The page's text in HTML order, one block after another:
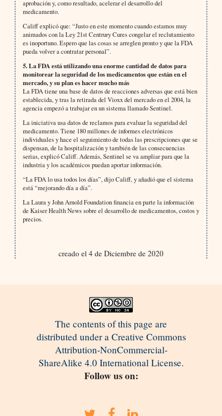
aprobación y, como resultado, acelerar el desarrollo del
medicamento.
Califf explicó que: “Justo en este momento cuando estamos muy
animados con la Ley 21st Centrury Cures congelar el reclutamiento
es inoportuno. Espero que las cosas se arreglen pronto y que la FDA
pueda volver a contratar personal”.
5. La FDA está utilizando una enorme cantidad de datos para
monitorear la seguridad de los medicamentos que están en el
mercado, y su plan es hacer mucho más
La FDA tiene una base de datos de reacciones adversas que está bien
establecida, y tras la retirada del Vioxx del mercado en el 2004, la
agencia empezó a trabajar en un sistema llamado Sentinel.
La iniciativa usa datos de reclamos para evaluar la seguridad del
medicamento. Tiene 180 millones de informes electrónicos
individuales y hace el seguimiento de todas las prescripciones que se
dispensan, de la hospitalización y también de las consecuencias
serias, explicó Califf. Además, Sentinel se va ampliar para que la
industria y los académicos puedan aportar información.
“La FDA lo usa todos los días”, dijo Califf, y añadió que el sistema
está “mejorando día a día”.
La Laura y John Arnold Foundation financia en parte la información
de Kaiser Health News sobre el desarrollo de medicamentos, costos y
precios.
creado el 4 de Diciembre de 2020
The contents of this page are
distributed under a Creative Commons
Attribution-NonCommercial-
ShareAlike 4.0 International License.
Follow us on: